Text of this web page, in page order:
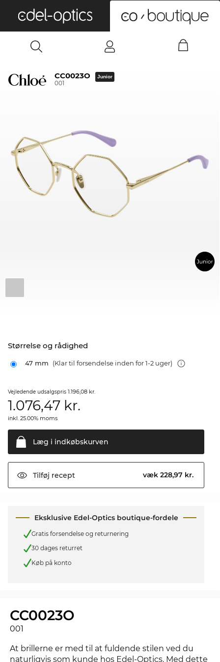
CC0023O
001
Junior
Størrelse og rådighed
47 mm (Klar til forsendelse inden for 1-2 uger)
Vejledende udsalgspris 1.196,08 kr.
1.076,47 kr.
inkl. 25.00% moms
Læg i indkøbskurven
Tilføj recept væk 228,97 kr.
Eksklusive Edel-Optics boutique-fordele
Gratis forsendelse og returnering
30 dages returret
Køb på konto
CC0023O
001
At brillerne er med til at fuldende stilen ved du
naturligvis som kunde hos Edel-Optics. Med dette